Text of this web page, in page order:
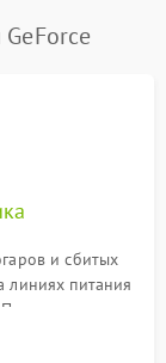
и сбитых
линиях питания
на
GPU и